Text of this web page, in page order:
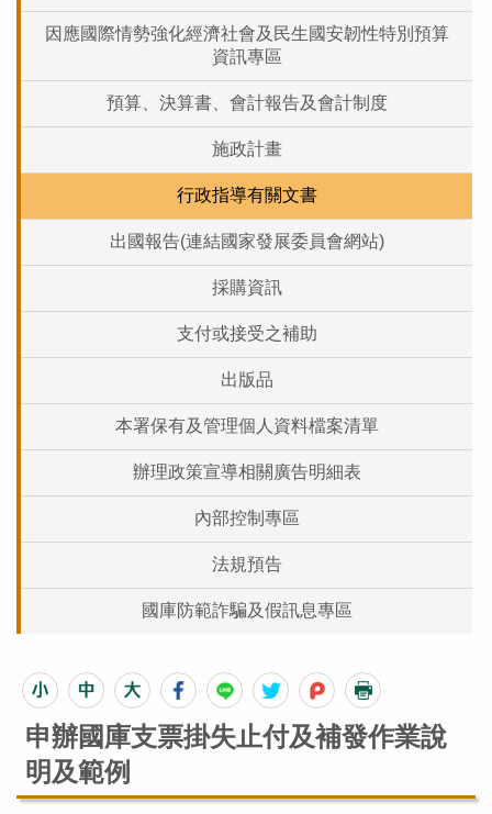
因應國際情勢強化經濟社會及民生國安韌性特別預算
資訊專區
預算、決算書、會計報告及會計制度
施政計畫
行政指導有關文書
出國報告(連結國家發展委員會網站)
採購資訊
支付或接受之補助
出版品
本署保有及管理個人資料檔案清單
辦理政策宣導相關廣告明細表
內部控制專區
法規預告
國庫防範詐騙及假訊息專區
申辦國庫支票掛失止付及補發作業說
明及範例